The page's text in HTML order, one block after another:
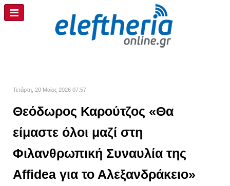
Τετάρτη, 20 Μαϊος 2026 07:57
Θεόδωρος Καρούτζος «Θα
είμαστε όλοι μαζί στη
Φιλανθρωπική Συναυλία της
Affidea για το Αλεξανδράκειο»